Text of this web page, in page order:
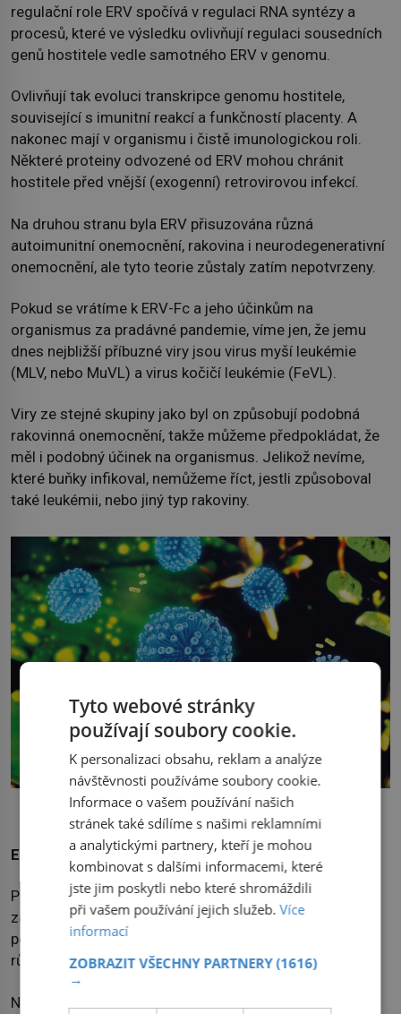
regulační role ERV spočívá v regulaci RNA syntézy a
procesů, které ve výsledku ovlivňují regulaci sousedních
genů hostitele vedle samotného ERV v genomu.
Ovlivňují tak evoluci transkripce genomu hostitele,
související s imunitní reakcí a funkčností placenty. A
nakonec mají v organismu i čistě imunologickou roli.
Některé proteiny odvozené od ERV mohou chránit
hostitele před vnější (exogenní) retrovirovou infekcí.
Na druhou stranu byla ERV přisuzována různá
autoimunitní onemocnění, rakovina i neurodegenerativní
onemocnění, ale tyto teorie zůstaly zatím nepotvrzeny.
Pokud se vrátíme k ERV-Fc a jeho účinkům na
organismus za pradávné pandemie, víme jen, že jemu
dnes nejbližší příbuzné viry jsou virus myší leukémie
(MLV, nebo MuVL) a virus kočičí leukémie (FeVL).
Viry ze stejné skupiny jako byl on způsobují podobná
rakovinná onemocnění, takže můžeme předpokládat, že
měl i podobný účinek na organismus. Jelikož nevíme,
které buňky infikoval, nemůžeme říct, jestli způsoboval
také leukémii, nebo jiný typ rakoviny.
Virus ERV-Fc se u savců šířil nejen v rámci jednoho druhu, ale i
mezidruhově a mezirodově.
ERV dneška
Protože se evoluce nikdy nezastaví, v procesu
začleňování do genomů jsou ERV i dnes. V přírodních
populacích savců můžeme tento proces pozorovat na
různých úrovních fixace.
Například australské koaly přenášejí koalí retrovirus
Tyto webové stránky
používají soubory cookie.
K personalizaci obsahu, reklam a analýze
návštěvnosti používáme soubory cookie.
Informace o vašem používání našich
stránek také sdílíme s našimi reklamními
a analytickými partnery, kteří je mohou
kombinovat s dalšími informacemi, které
jste jim poskytli nebo které shromáždili
při vašem používání jejich služeb.Více
informací
ZOBRAZIT VŠECHNY PARTNERY(1616)
→